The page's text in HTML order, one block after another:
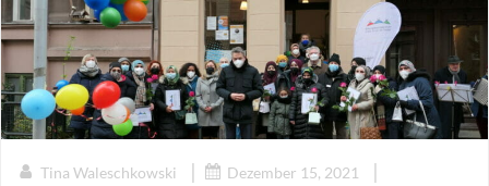
Tina Waleschkowski | Dezember 15, 2021 |